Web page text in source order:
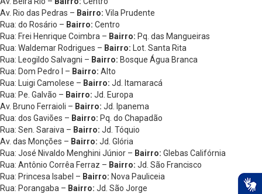
Av. Rio das Pedras – Bairro: Vila Prudente
Rua: do Rosário – Bairro: Centro
Rua: Frei Henrique Coimbra – Bairro: Pq. das Mangueiras
Rua: Waldemar Rodrigues – Bairro: Lot. Santa Rita
Rua: Leogildo Salvagni – Bairro: Bosque Água Branca
Rua: Dom Pedro I – Bairro: Alto
Rua: Luigi Camolese – Bairro: Jd. Itamaracá
Rua: Pe. Galvão – Bairro: Jd. Europa
Av. Bruno Ferraioli – Bairro: Jd. Ipanema
Rua: dos Gaviões – Bairro: Pq. do Chapadão
Rua: Sen. Saraiva – Bairro: Jd. Tóquio
Av. das Monções – Bairro: Jd. Glória
Rua: José Nivaldo Menghini Júnior – Bairro: Glebas Califórnia
Rua: Antônio Corrêa Ferraz – Bairro: Jd. São Francisco
Rua: Princesa Isabel – Bairro: Nova Pauliceia
Rua: Porangaba – Bairro: Jd. São Jorge